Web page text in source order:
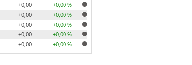
+0,00
+0,00 %
+0,00
+0,00 %
+0,00
+0,00 %
+0,00
+0,00 %
+0,00 +0,00 %